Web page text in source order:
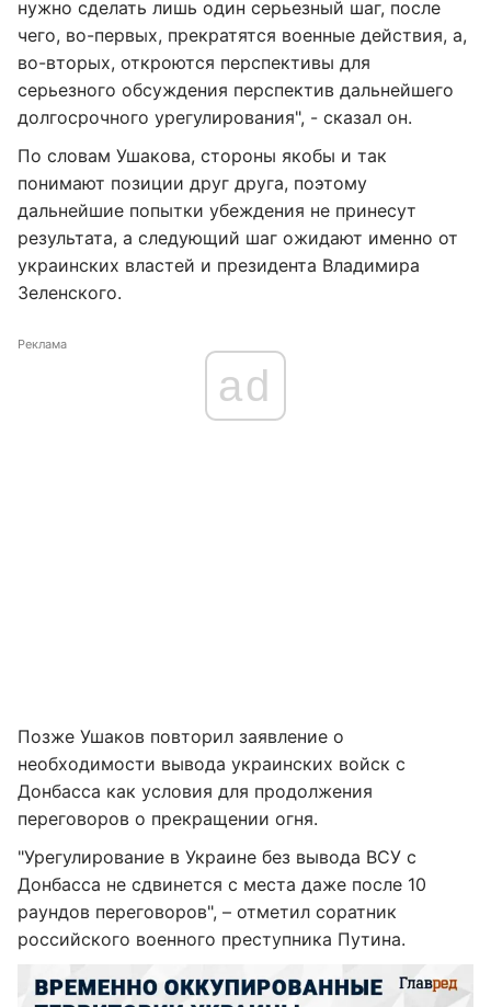
нужно сделать лишь один серьезный шаг, после
чего, во-первых, прекратятся военные действия, а,
во-вторых, откроются перспективы для
серьезного обсуждения перспектив дальнейшего
долгосрочного урегулирования", - сказал он.
По словам Ушакова, стороны якобы и так
понимают позиции друг друга, поэтому
дальнейшие попытки убеждения не принесут
результата, а следующий шаг ожидают именно от
украинских властей и президента Владимира
Зеленского.
Реклама
ad
Позже Ушаков повторил заявление о
необходимости вывода украинских войск с
Донбасса как условия для продолжения
переговоров о прекращении огня.
"Урегулирование в Украине без вывода ВСУ с
Донбасса не сдвинется с места даже после 10
раундов переговоров", – отметил соратник
российского военного преступника Путина.